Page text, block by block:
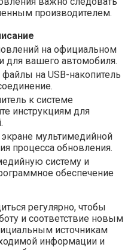
производителем.
на официальном
для вашего автомобиля.
на USB-накопитель
к системе
инструкциям для
мультимедийной
процесса обновления.
систему и
обеспечение
регулярно, чтобы
и соответствие новым
источникам
информации и